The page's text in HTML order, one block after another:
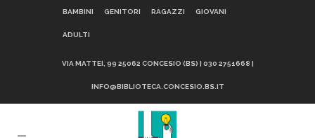
BAMBINI GENITORI RAGAZZI GIOVANI
ADULTI
VIA MATTEI, 99 25062 CONCESIO (BS) | 030 2751668 |
INFO@BIBLIOTECA.CONCESIO.BS.IT